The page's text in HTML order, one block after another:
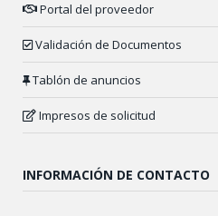
Portal del proveedor
Validación de Documentos
Tablón de anuncios
Impresos de solicitud
INFORMACIÓN DE CONTACTO